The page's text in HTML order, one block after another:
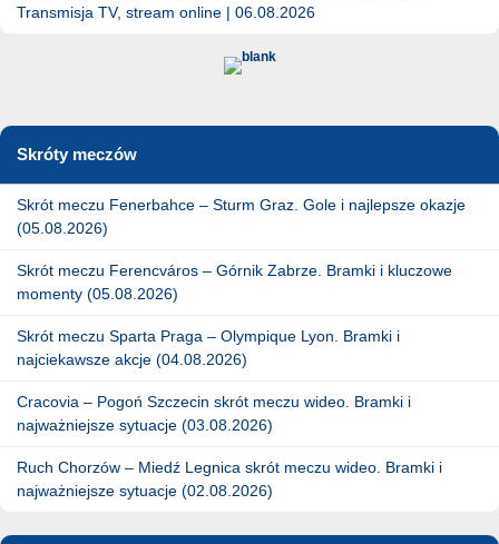
Transmisja TV, stream online | 06.08.2026
Skróty meczów
Skrót meczu Fenerbahce – Sturm Graz. Gole i najlepsze okazje
(05.08.2026)
Skrót meczu Ferencváros – Górnik Zabrze. Bramki i kluczowe
momenty (05.08.2026)
Skrót meczu Sparta Praga – Olympique Lyon. Bramki i
najciekawsze akcje (04.08.2026)
Cracovia – Pogoń Szczecin skrót meczu wideo. Bramki i
najważniejsze sytuacje (03.08.2026)
Ruch Chorzów – Miedź Legnica skrót meczu wideo. Bramki i
najważniejsze sytuacje (02.08.2026)